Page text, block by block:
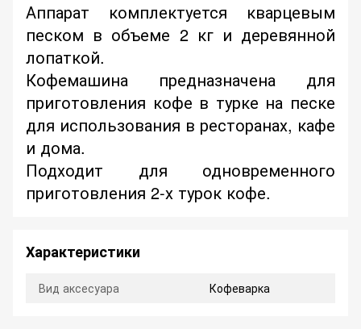
Аппарат комплектуется кварцевым
песком в объеме 2 кг и деревянной
лопаткой.
Кофемашина предназначена для
приготовления кофе в турке на песке
для использования в ресторанах, кафе
и дома.
Подходит для одновременного
приготовления 2-х турок кофе.
Характеристики
Вид аксесуара Кофеварка